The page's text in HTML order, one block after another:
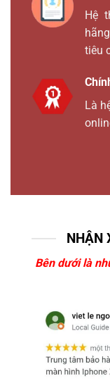
Hệ
tiêu
Là
NHẬN
Bên dưới là